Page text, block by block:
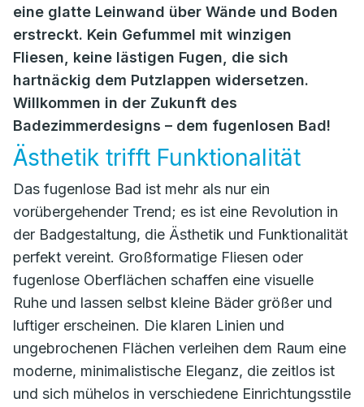
eine glatte Leinwand über Wände und Boden
erstreckt. Kein Gefummel mit winzigen
Fliesen, keine lästigen Fugen, die sich
hartnäckig dem Putzlappen widersetzen.
Willkommen in der Zukunft des
Badezimmerdesigns – dem fugenlosen Bad!
Ästhetik trifft Funktionalität
Das fugenlose Bad ist mehr als nur ein
vorübergehender Trend; es ist eine Revolution in
der Badgestaltung, die Ästhetik und Funktionalität
perfekt vereint. Großformatige Fliesen oder
fugenlose Oberflächen schaffen eine visuelle
Ruhe und lassen selbst kleine Bäder größer und
luftiger erscheinen. Die klaren Linien und
ungebrochenen Flächen verleihen dem Raum eine
moderne, minimalistische Eleganz, die zeitlos ist
und sich mühelos in verschiedene Einrichtungsstile